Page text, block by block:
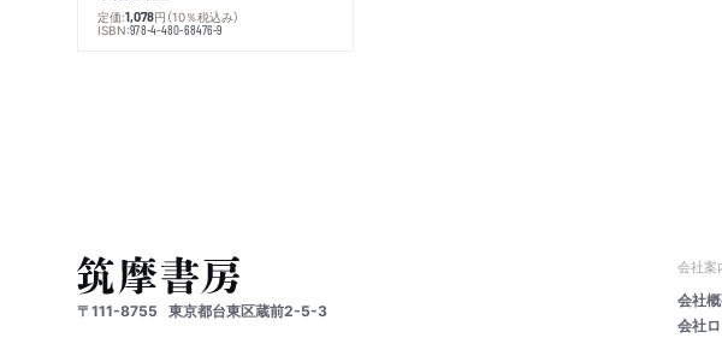
定価:1,078円 （10％税込み）
ISBN:978-4-480-68476-9
〒111-8755 東京都台東区蔵前2-5-3
会社案
会社
会社